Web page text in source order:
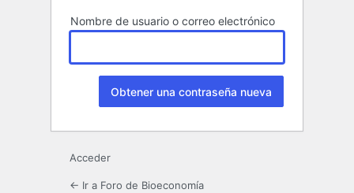
Nombre de usuario o correo electrónico
Acceder
← Ir a Foro de Bioeconomía